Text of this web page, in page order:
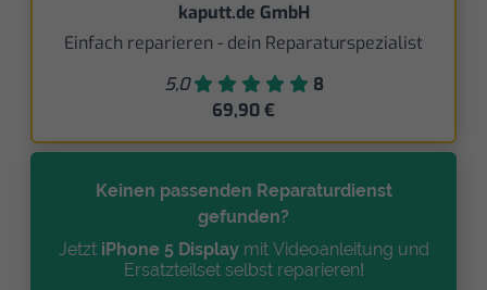
kaputt.de GmbH
Einfach reparieren - dein Reparaturspezialist
5,0
8
69,90 €
Keinen passenden Reparaturdienst
gefunden?
Jetzt iPhone 5 Displaymit Videoanleitung und
Ersatzteilset selbst reparieren!